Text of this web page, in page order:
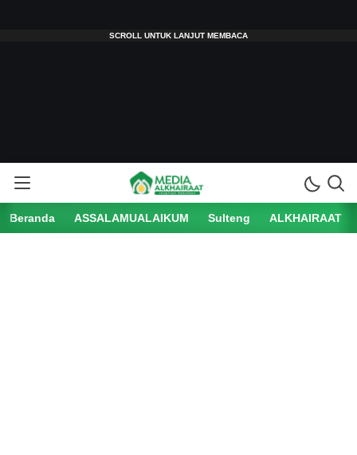
Beranda ASSALAMUALAIKUM Sulteng ALKHAIRAAT